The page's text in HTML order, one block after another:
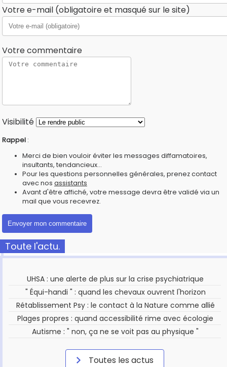
Votre e-mail (obligatoire et masqué sur le site)
Votre commentaire
Visibilité
Rappel :
Merci de bien vouloir éviter les messages diffamatoires,
insultants, tendancieux...
Pour les questions personnelles générales, prenez contact
avec nos assistants
Avant d'être affiché, votre message devra être validé via un
mail que vous recevrez.
Toute l'actu.
UHSA : une alerte de plus sur la crise psychiatrique
" Équi-handi " : quand les chevaux ouvrent l'horizon
Rétablissement Psy : le contact à la Nature comme allié
Plages propres : quand accessibilité rime avec écologie
Autisme : " non, ça ne se voit pas au physique "
Toutes les actus